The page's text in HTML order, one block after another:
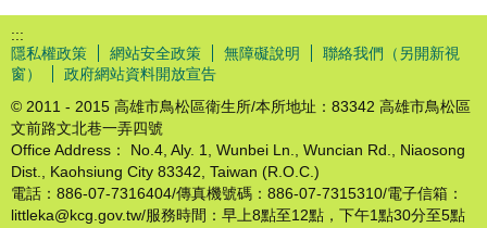
:::
隱私權政策
網站安全政策 無障礙說明
聯絡我們（另開新視
窗）
政府網站資料開放宣告
© 2011 - 2015 高雄市鳥松區衛生所/本所地址：83342 高雄市鳥松區
文前路文北巷一弄四號
Office Address： No.4, Aly. 1, Wunbei Ln., Wuncian Rd., Niaosong
Dist., Kaohsiung City 83342, Taiwan (R.O.C.)
電話：886-07-7316404/傳真機號碼：886-07-7315310/電子信箱：
littleka@kcg.gov.tw/服務時間：早上8點至12點，下午1點30分至5點